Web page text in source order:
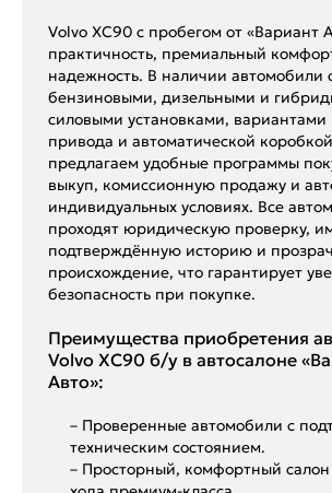
Volvo XC90 с пробегом от «Вариант
практичность, премиальный
надежность. В наличии автомобили
бензиновыми, дизельными и
силовыми установками, вариантами
привода и автоматической
предлагаем удобные программы
выкуп, комиссионную продажу и
индивидуальных условиях. Все
проходят юридическую проверку,
подтверждённую историю и
происхождение, что гарантирует
безопасность при покупке.
Преимущества приобретения
Volvo XC90 б/у в автосалоне
Авто»:
– Проверенные автомобили с
техническим состоянием.
– Просторный, комфортный салон